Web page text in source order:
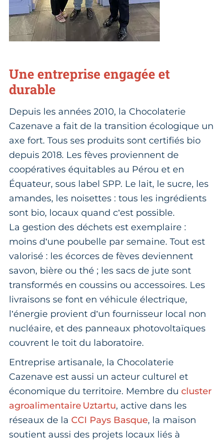
Une entreprise engagée et
durable
Depuis les années 2010, la Chocolaterie
Cazenave a fait de la transition écologique un
axe fort. Tous ses produits sont certifiés bio
depuis 2018. Les fèves proviennent de
coopératives équitables au Pérou et en
Équateur, sous label SPP. Le lait, le sucre, les
amandes, les noisettes : tous les ingrédients
sont bio, locaux quand c’est possible.
La gestion des déchets est exemplaire :
moins d’une poubelle par semaine. Tout est
valorisé : les écorces de fèves deviennent
savon, bière ou thé ; les sacs de jute sont
transformés en coussins ou accessoires. Les
livraisons se font en véhicule électrique,
l’énergie provient d’un fournisseur local non
nucléaire, et des panneaux photovoltaïques
couvrent le toit du laboratoire.
Entreprise artisanale, la Chocolaterie
Cazenave est aussi un acteur culturel et
économique du territoire. Membre du cluster
agroalimentaire Uztartu, active dans les
réseaux de la CCI Pays Basque, la maison
soutient aussi des projets locaux liés à